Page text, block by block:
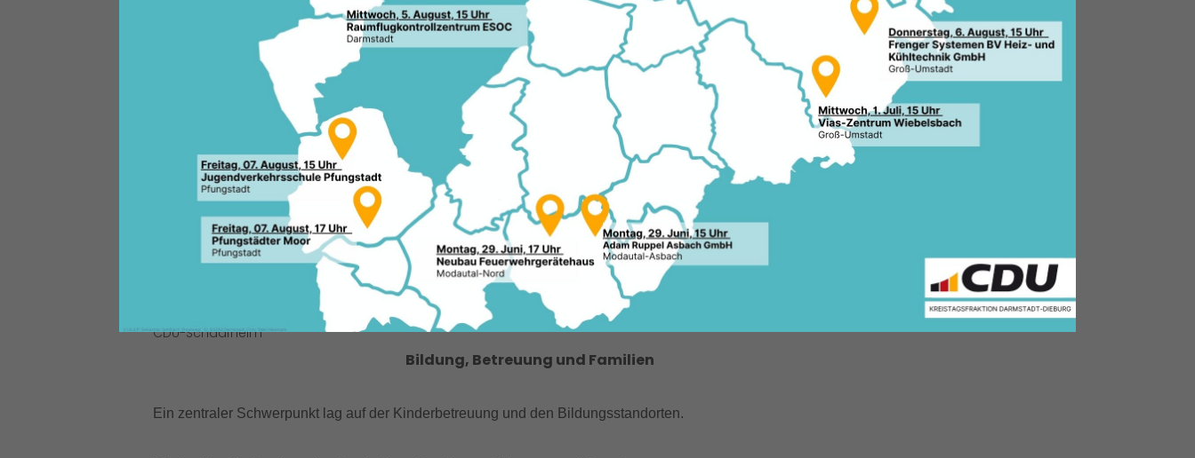
Wahlperiode endet für die CDU Schaafheim eine intensive Phase
kommunalpolitischer Arbeit. Im Anschluss an die Sitzung hat sich die
CDU-Fraktion gemeinsam mit den Beigeordneten zu einem
Abschlussfoto versammelt – verbunden mit einem klaren Rückblick
auf das, was seit 2021 erreicht wurde.
Fraktion und Beigeordnete der
CDU-Schaafheim
Unser Anspruch war es von Beginn an,
Verantwortung zu übernehmen und die Ziele
aus dem Kommunalwahlprogramm 2021
Schritt für Schritt umzusetzen“, so die CDU-
Fraktion. Der Rückblick auf die vergangenen
fünf Jahre zeigt: In Schaafheim wurde viel
investiert, geplant und realisiert – in allen
Ortsteilen und über viele Themenfelder
hinweg.
Bildung, Betreuung und Familien
Ein zentraler Schwerpunkt lag auf der Kinderbetreuung und den Bildungsstandorten.
10.02.2026, 17:01 Uhr
Quelle:
CDU Gemeindeverband
Schaafheim